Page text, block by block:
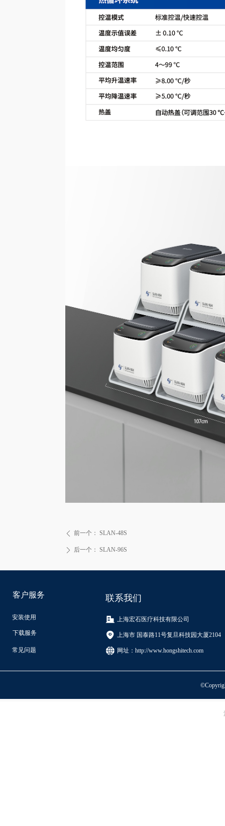
ꄴ 前一个： SLAN-48S
ꄲ 后一个： SLAN-96S
联系我们
上海宏石医疗科技有限公司
上海市 国泰路11号复旦科技园大厦2104
网址： http://www.hongshitech.com
客户服务
安装使用
下载服务
常见问题